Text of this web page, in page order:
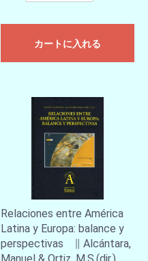
カートに入れる
Relaciones entre América
Latina y Europa: balance y
perspectivas ∥ Alcántara,